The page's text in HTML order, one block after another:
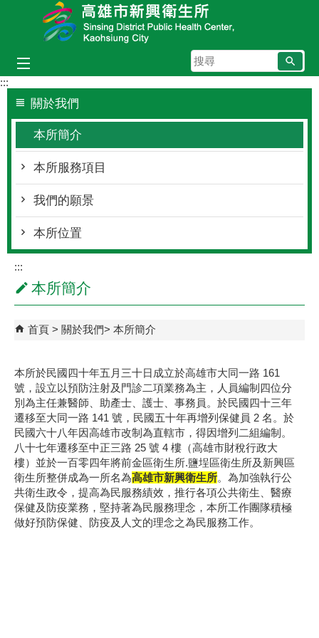
跳到主要內容區塊
搜
尋
:::
關於我們
本所簡介
本所服務項目
我們的願景
本所位置
:::
本所簡介
首頁 關於我們 本所簡介
本所於民國四十年五月三十日成立於高雄市大同一路 161
號，設立以預防注射及門診二項業務為主，人員編制四位分
別為主任兼醫師、助產士、護士、事務員。於民國四十三年
遷移至大同一路 141 號，民國五十年再增列保健員 2 名。於
民國六十八年因高雄市改制為直轄市，得因增列二組編制。
八十七年遷移至中正三路 25 號 4 樓（高雄市財稅行政大
樓）並於一百零四年將前金區衛生所.鹽埕區衛生所及新興區
衛生所整併成為一所名為高雄市新興衛生所。為加強執行公
共衛生政令，提高為民服務績效，推行各項公共衛生、醫療
保健及防疫業務，堅持著為民服務理念，本所工作團隊積極
做好預防保健、防疫及人文的理念之為民服務工作。